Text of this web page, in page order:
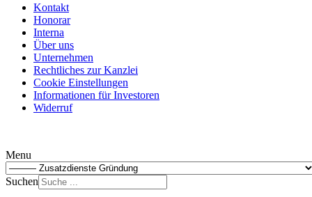
Kontakt
Honorar
Interna
Über uns
Unternehmen
Rechtliches zur Kanzlei
Cookie Einstellungen
Informationen für Investoren
Widerruf
Menu
Suchen